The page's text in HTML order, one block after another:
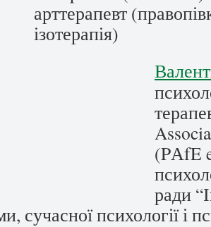
арттерапевт
ізотерапія)
(PАfE
ради
сучасної психології і